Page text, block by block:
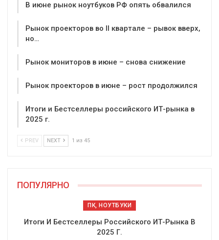
В июне рынок ноутбуков РФ опять обвалился
Рынок проекторов во II квартале – рывок вверх,
но…
Рынок мониторов в июне – снова снижение
Рынок проекторов в июне – рост продолжился
Итоги и Бестселлеры российского ИТ-рынка в
2025 г.
PREV NEXT 1 из 45
ПОПУЛЯРНО
ПК, НОУТБУКИ
Итоги И Бестселлеры Российского ИТ-Рынка В
2025 Г.